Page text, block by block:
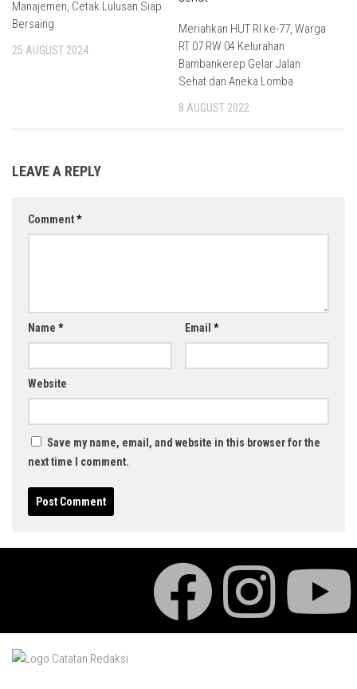
Manajemen, Cetak Lulusan Siap
Bersaing
25 AUGUST 2024
Meriahkan HUT RI ke-77, Warga
RT 07 RW 04 Kelurahan
Bambankerep Gelar Jalan
Sehat dan Aneka Lomba
8 AUGUST 2022
LEAVE A REPLY
Comment*
Name * Email *
Website
Save my name, email, and website in this browser for the
next time I comment.